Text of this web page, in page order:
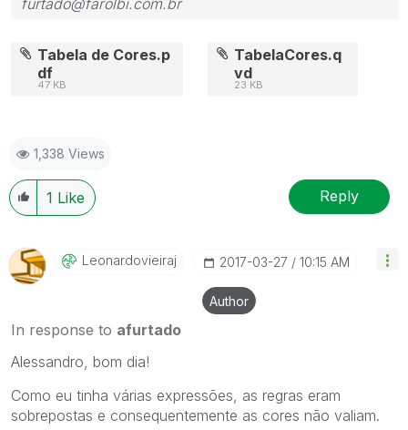
Tabela de Cores.p
df
47 KB
TabelaCores.q
vd
23 KB
1,338 Views
1 Like Reply
Leonardovieiraj ‎2017-03-27 10:15 AM
Author
In response to afurtado
Alessandro, bom dia!
Como eu tinha várias expressões, as regras eram
sobrepostas e consequentemente as cores não valiam.